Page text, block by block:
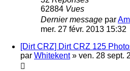
62884 Vues
Dernier message par
mer. 27 févr. 2013 15:32
[Dirt CRZ] Dirt CRZ 125
par Whitekent» ven. 28 sept.